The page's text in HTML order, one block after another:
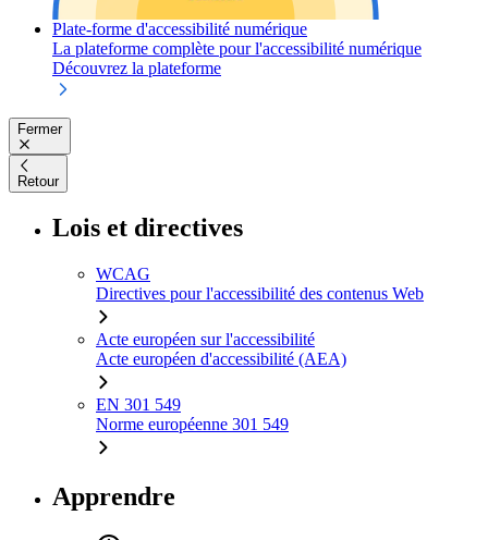
Plate-forme d'accessibilité numérique
La plateforme complète pour l'accessibilité numérique
Découvrez la plateforme
Fermer
Retour
Lois et directives
WCAG
Directives pour l'accessibilité des contenus Web
Acte européen sur l'accessibilité
Acte européen d'accessibilité (AEA)
EN 301 549
Norme européenne 301 549
Apprendre